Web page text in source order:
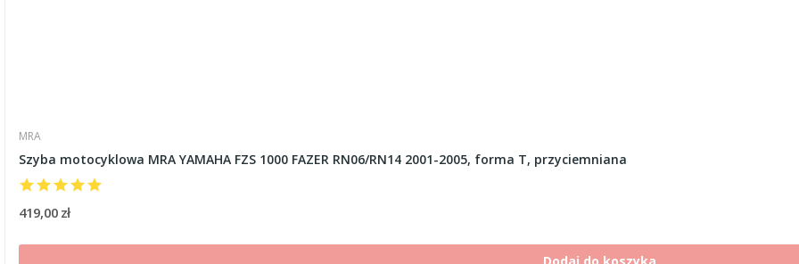
MRA
Szyba motocyklowa MRA YAMAHA FZS 1000 FAZER RN06/RN14 2001-2005, forma T, przyciemniana
419,00 zł